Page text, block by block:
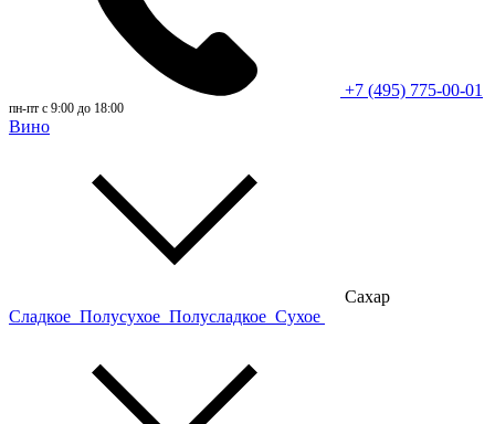
+7 (495) 775-00-01
пн-пт с 9:00 до 18:00
Вино
Сахар
Сладкое Полусухое Полусладкое Сухое